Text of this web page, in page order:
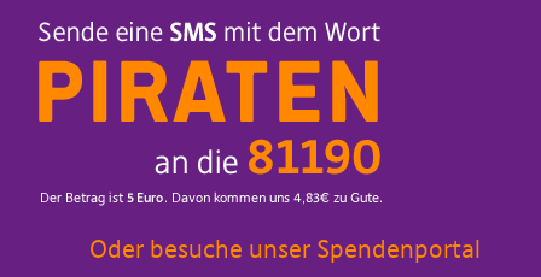
Oder besuche unser Spendenportal